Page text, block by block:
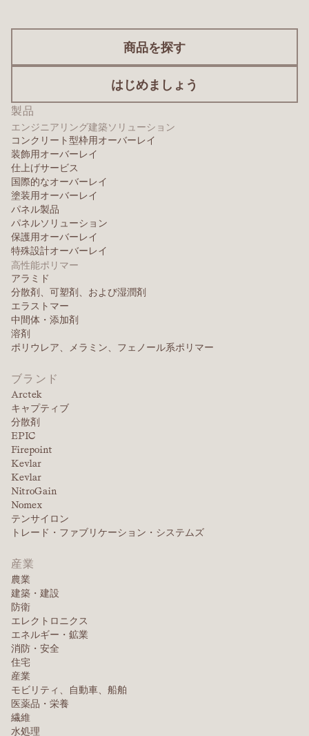
製品
エンジニアリング建築ソリューション
コンクリート型枠用オーバーレイ
装飾用オーバーレイ
仕上げサービス
国際的なオーバーレイ
塗装用オーバーレイ
パネル製品
パネルソリューション
保護用オーバーレイ
特殊設計オーバーレイ
高性能ポリマー
アラミド
分散剤、可塑剤、および湿潤剤
エラストマー
中間体・添加剤
溶剤
ポリウレア、メラミン、フェノール系ポリマー
ブランド
Arctek
キャプティブ
分散剤
EPIC
Firepoint
Kevlar
Kevlar
NitroGain
Nomex
テンサイロン
トレード・ファブリケーション・システムズ
産業
農業
建築・建設
防衛
エレクトロニクス
エネルギー・鉱業
消防・安全
住宅
産業
モビリティ、自動車、船舶
医薬品・栄養
繊維
水処理
商品を探す
はじめましょう